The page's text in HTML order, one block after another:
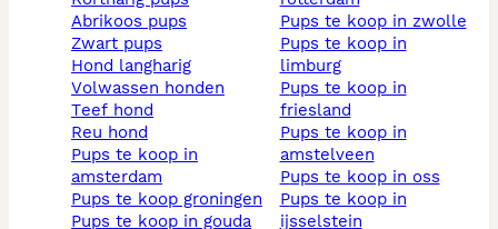
abrikoos pups
zwart pups
hond langharig
volwassen honden
teef hond
reu hond
pups te koop in
amsterdam
pups te koop groningen
pups te koop in gouda
pups te koop in zwolle
pups te koop in
limburg
pups te koop in
friesland
pups te koop in
amstelveen
pups te koop in oss
pups te koop in
ijsselstein